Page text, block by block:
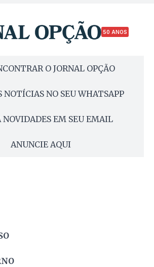
50 ANOS
O JORNAL OPÇÃO
NOTÍCIAS NO SEU WHATSAPP
NOVIDADES EM SEU EMAIL
ANUNCIE AQUI